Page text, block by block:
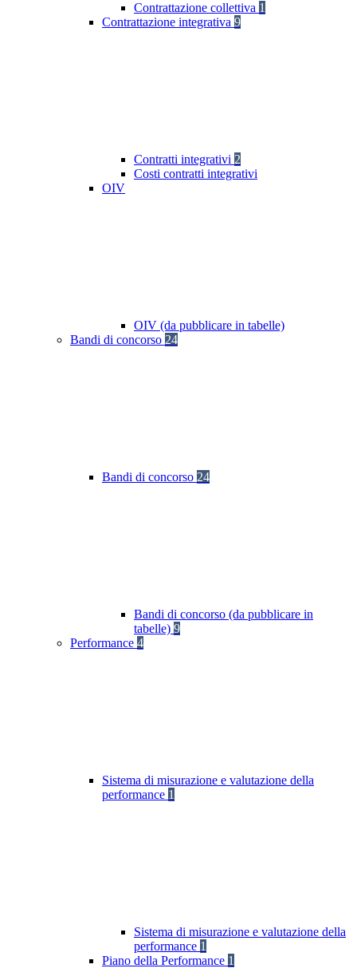
Contrattazione collettiva 1
Contrattazione integrativa 9
Contratti integrativi 2
Costi contratti integrativi
OIV
OIV (da pubblicare in tabelle)
Bandi di concorso 24
Bandi di concorso 24
Bandi di concorso (da pubblicare in
tabelle) 9
Performance 4
Sistema di misurazione e valutazione della
performance 1
Sistema di misurazione e valutazione della
performance 1
Piano della Performance 1